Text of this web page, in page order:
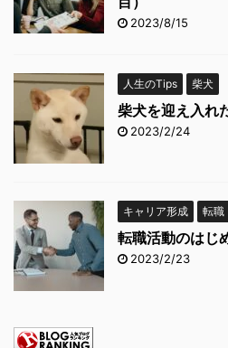
2023/8/15
人生のTips 柴犬
柴犬を迎え入れ
2023/2/24
キャリア形成 転職
転職活動のはじ
2023/2/23